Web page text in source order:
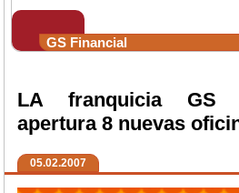
GS Financial
LA franquicia GS
apertura 8 nuevas
05.02.2007